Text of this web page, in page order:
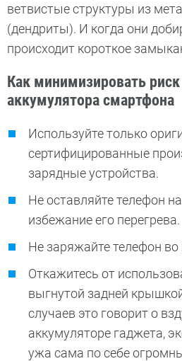
ветвистые структуры из
(дендриты). И когда они
происходит короткое
Как минимизировать
аккумулятора смартфона
Используйте только
сертифицированные
зарядные устройства.
Не оставляйте телефон
избежание его перегрева.
Не заряжайте телефон
Откажитесь от
выгнутой задней
случаев это говорит о
аккумуляторе гаджета,
ужа сама по себе